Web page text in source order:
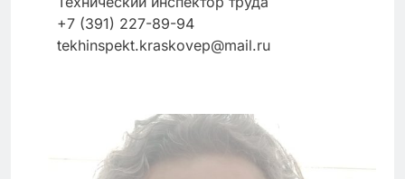
+7 (391) 227-89-94
tekhinspekt.kraskovep@mail.ru